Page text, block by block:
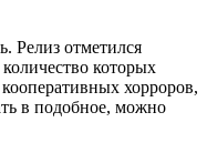
Релиз отметился
которых
хорроров,
в подобное, можно